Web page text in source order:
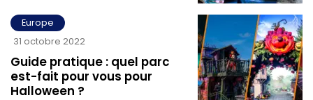
Europe
31 octobre 2022
Guide pratique : quel parc
est-fait pour vous pour
Halloween ?